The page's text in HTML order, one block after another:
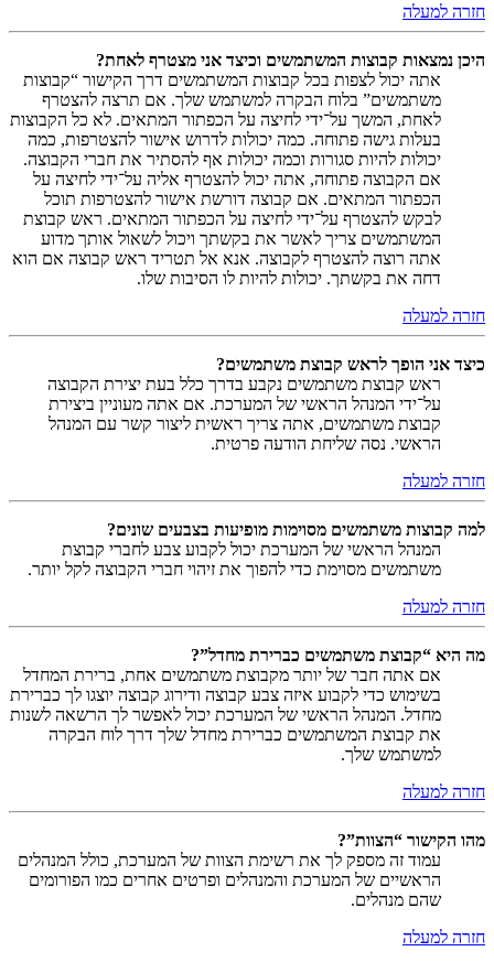
חזרה למעלה
היכן נמצאות קבוצות המשתמשים וכיצד אני מצטרף לאחת?
אתה יכול לצפות בכל קבוצות המשתמשים דרך הקישור “קבוצות
משתמשים” בלוח הבקרה למשתמש שלך. אם תרצה להצטרף
לאחת, המשך על־ידי לחיצה על הכפתור המתאים. לא כל הקבוצות
בעלות גישה פתוחה. כמה יכולות לדרוש אישור להצטרפות, כמה
יכולות להיות סגורות וכמה יכולות אף להסתיר את חברי הקבוצה.
אם הקבוצה פתוחה, אתה יכול להצטרף אליה על־ידי לחיצה על
הכפתור המתאים. אם קבוצה דורשת אישור להצטרפות תוכל
לבקש להצטרף על־ידי לחיצה על הכפתור המתאים. ראש קבוצת
המשתמשים צריך לאשר את בקשתך ויכול לשאול אותך מדוע
אתה רוצה להצטרף לקבוצה. אנא אל תטריד ראש קבוצה אם הוא
דחה את בקשתך. יכולות להיות לו הסיבות שלו.
חזרה למעלה
כיצד אני הופך לראש קבוצת משתמשים?
ראש קבוצת משתמשים נקבע בדרך כלל בעת יצירת הקבוצה
על־ידי המנהל הראשי של המערכת. אם אתה מעוניין ביצירת
קבוצת משתמשים, אתה צריך ראשית ליצור קשר עם המנהל
הראשי. נסה שליחת הודעה פרטית.
חזרה למעלה
למה קבוצות משתמשים מסוימות מופיעות בצבעים שונים?
המנהל הראשי של המערכת יכול לקבוע צבע לחברי קבוצת
משתמשים מסוימת כדי להפוך את זיהוי חברי הקבוצה לקל יותר.
חזרה למעלה
מה היא “קבוצת משתמשים כברירת מחדל”?
אם אתה חבר של יותר מקבוצת משתמשים אחת, ברירת המחדל
בשימוש כדי לקבוע איזה צבע קבוצה ודירוג קבוצה יוצגו לך כברירת
מחדל. המנהל הראשי של המערכת יכול לאפשר לך הרשאה לשנות
את קבוצת המשתמשים כברירת מחדל שלך דרך לוח הבקרה
למשתמש שלך.
חזרה למעלה
מהו הקישור “הצוות”?
עמוד זה מספק לך את רשימת הצוות של המערכת, כולל המנהלים
הראשיים של המערכת והמנהלים ופרטים אחרים כמו הפורומים
שהם מנהלים.
חזרה למעלה